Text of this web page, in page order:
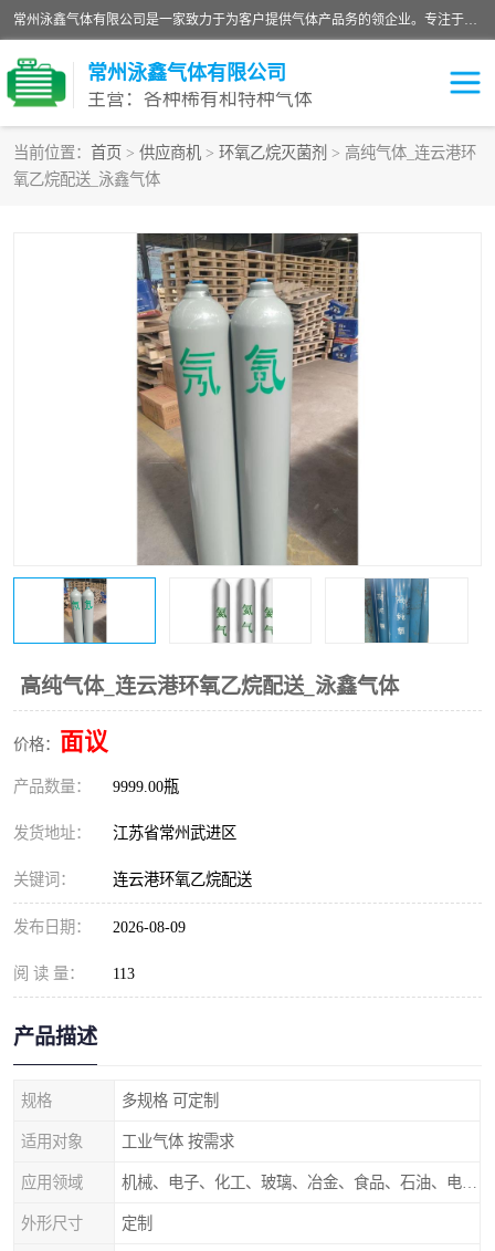
常州泳鑫气体有限公司是一家致力于为客户提供气体产品务的领企业。专注于环氧乙烷剂、环氧乙烷、高纯气体以及稀有和特种气体的研发、生产、销售和配送，产品广泛应用于医疗、电子、科研、化工、食品等多个领域。主要产品有：环氧乙烷灭菌剂，环氧乙烷，高纯氩，氮，氪，氙，氖，氘，笑，氦，氢，氧等各种稀有和特种气体。
常州泳鑫气体有限公司
主营：各种稀有和特种气体
当前位置： 首页 > 供应商机 > 环氧乙烷灭菌剂 > 高纯气体_连云港环
氧乙烷配送_泳鑫气体
高纯气体_连云港环氧乙烷配送_泳鑫气体
价格： 面议
产品数量： 9999.00瓶
发货地址： 江苏省常州武进区
关键词： 连云港环氧乙烷配送
发布日期： 2026-08-09
阅 读 量： 113
产品描述
规格 多规格 可定制
适用对象 工业气体 按需求
应用领域
外形尺寸 定制
高纯氦气
环氧乙烷灭菌剂 高纯氩气